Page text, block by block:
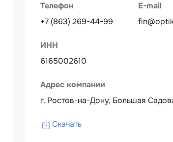
Телефон
+7 (863) 269-44-99
E-mail
ИНН
6165002610
Адрес компании
г. Ростов-на-Дону, Большая
Скачать